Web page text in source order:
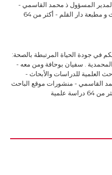
المسؤول ذ محمد القاسمي -
منشورات موقع الباحث و مطبعة دار القلم - أكثر من 64
في جودة الحياة المرتبطة بالصحة:
المحمدية . سفيان بوحافة ومن معه -
الباحث العلمية للدراسات والأبحاث -
القاسمي - منشورات موقع الباحث
علمية